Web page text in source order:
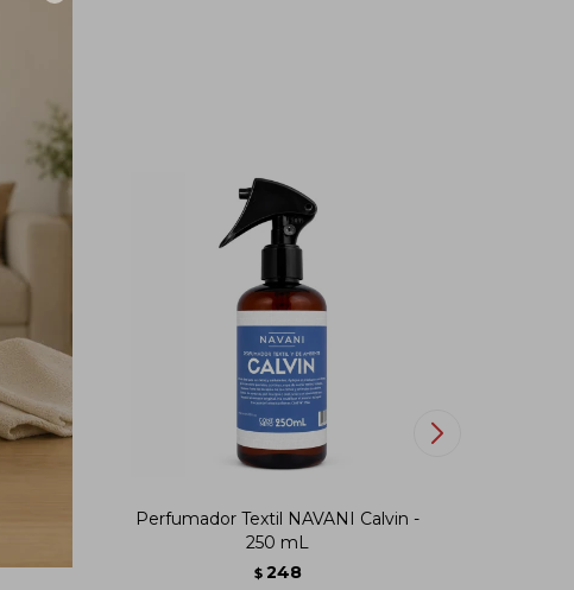
Perfumador Textil NAVANI Calvin -
250 mL
$ 248